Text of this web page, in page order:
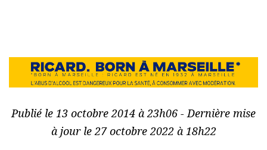
Publié le 13 octobre 2014 à 23h06 - Dernière mise
à jour le 27 octobre 2022 à 18h22